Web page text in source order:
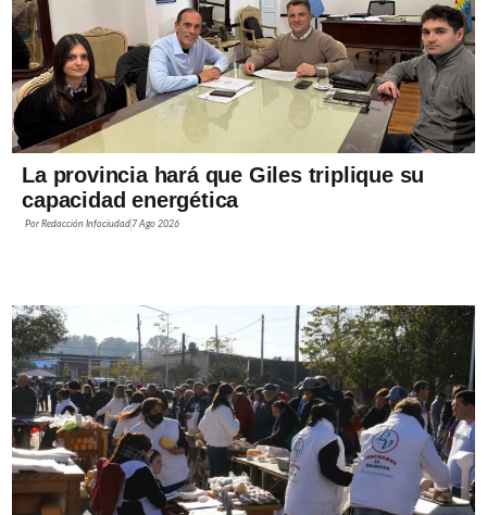
La provincia hará que Giles triplique su
capacidad energética
PorRedacción Infociudad 7 Ago 2026